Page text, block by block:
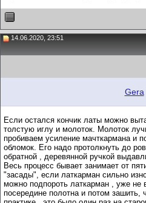
14.06.2020, 23:51
Gera
Если остался кончик латы можно
толстую иглу и молоток. Молоток
пробиваем усиление мачткармана и
обломок. Его надо протолкнуть до
обратной , деревянной ручкой
Весь процесс бывает занимает от
"засады", если латкарман сильно
можно подпороть латкарман , уже не
посередине полотна и потом зашить,